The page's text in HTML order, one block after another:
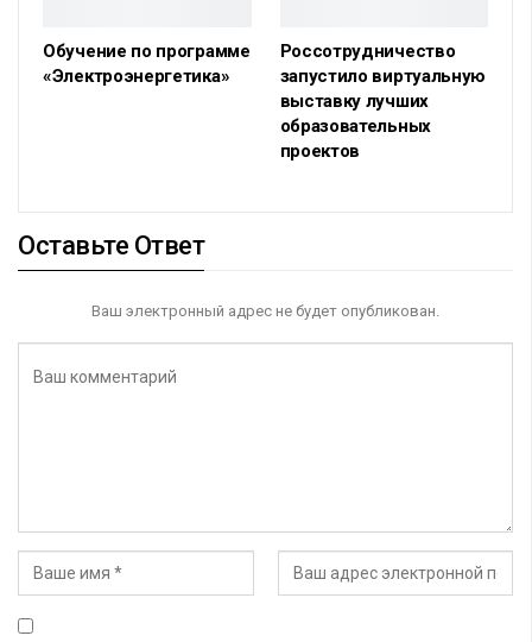
Обучение по программе
«Электроэнергетика»
Россотрудничество
запустило виртуальную
выставку лучших
образовательных
проектов
Оставьте Ответ
Ваш электронный адрес не будет опубликован.